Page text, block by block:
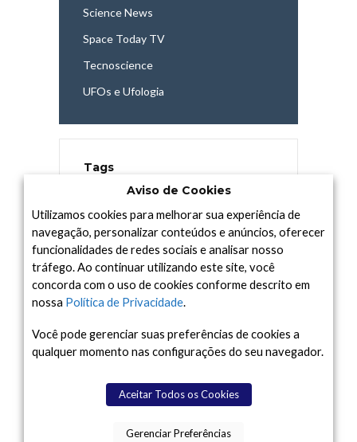
Science News
Space Today TV
Tecnoscience
UFOs e Ufologia
Tags
ASTERÓIDES
BURACO NEGRO
CASSINI
COMETAS CURIOSITY
ESA
ESO
ESTAÇÃO ESPACIAL
INTERNACIONAL
ESTRELAS
EXOPLANETAS
GALÁXIAS
HIRISE
HUBBLE
IMAGENS ISS LPOD
LRO
LUA
MARTE
MERCÚRIO
POSTADAY2011
POSTADAY2012
POSTADAY2013
POSTADAY2014
POSTADAY2018
POSTADAY2019
POSTADAY2020
POSTADAY2024
POSTADAY2025
Aviso de Cookies
Utilizamos cookies para melhorar sua experiência de
navegação, personalizar conteúdos e anúncios, oferecer
funcionalidades de redes sociais e analisar nosso
tráfego. Ao continuar utilizando este site, você
concorda com o uso de cookies conforme descrito em
nossa Política de Privacidade.
Você pode gerenciar suas preferências de cookies a
qualquer momento nas configurações do seu navegador.
Aceitar Todos os Cookies
Gerenciar Preferências